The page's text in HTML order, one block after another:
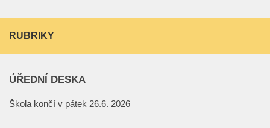
RUBRIKY
ÚŘEDNÍ DESKA
Škola končí v pátek 26.6. 2026